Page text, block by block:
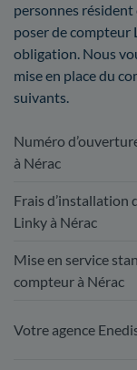
personnes
poser de compteur
obligation. Nous
mise en place du
suivants.
Numéro
à Nérac
Frais d’installation
Linky à Nérac
Mise en service
compteur à Nérac
Votre agence